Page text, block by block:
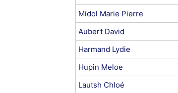
Midol Marie Pierre
Aubert David
Harmand Lydie
Hupin Meloe
Lautsh Chloé